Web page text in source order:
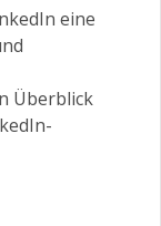
eine
Überblick